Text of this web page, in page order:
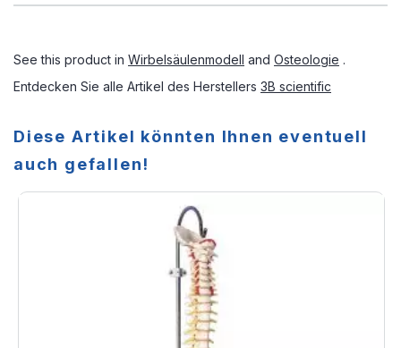
See this product in Wirbelsäulenmodell and Osteologie .
Entdecken Sie alle Artikel des Herstellers 3B scientific
Diese Artikel könnten Ihnen eventuell
auch gefallen!